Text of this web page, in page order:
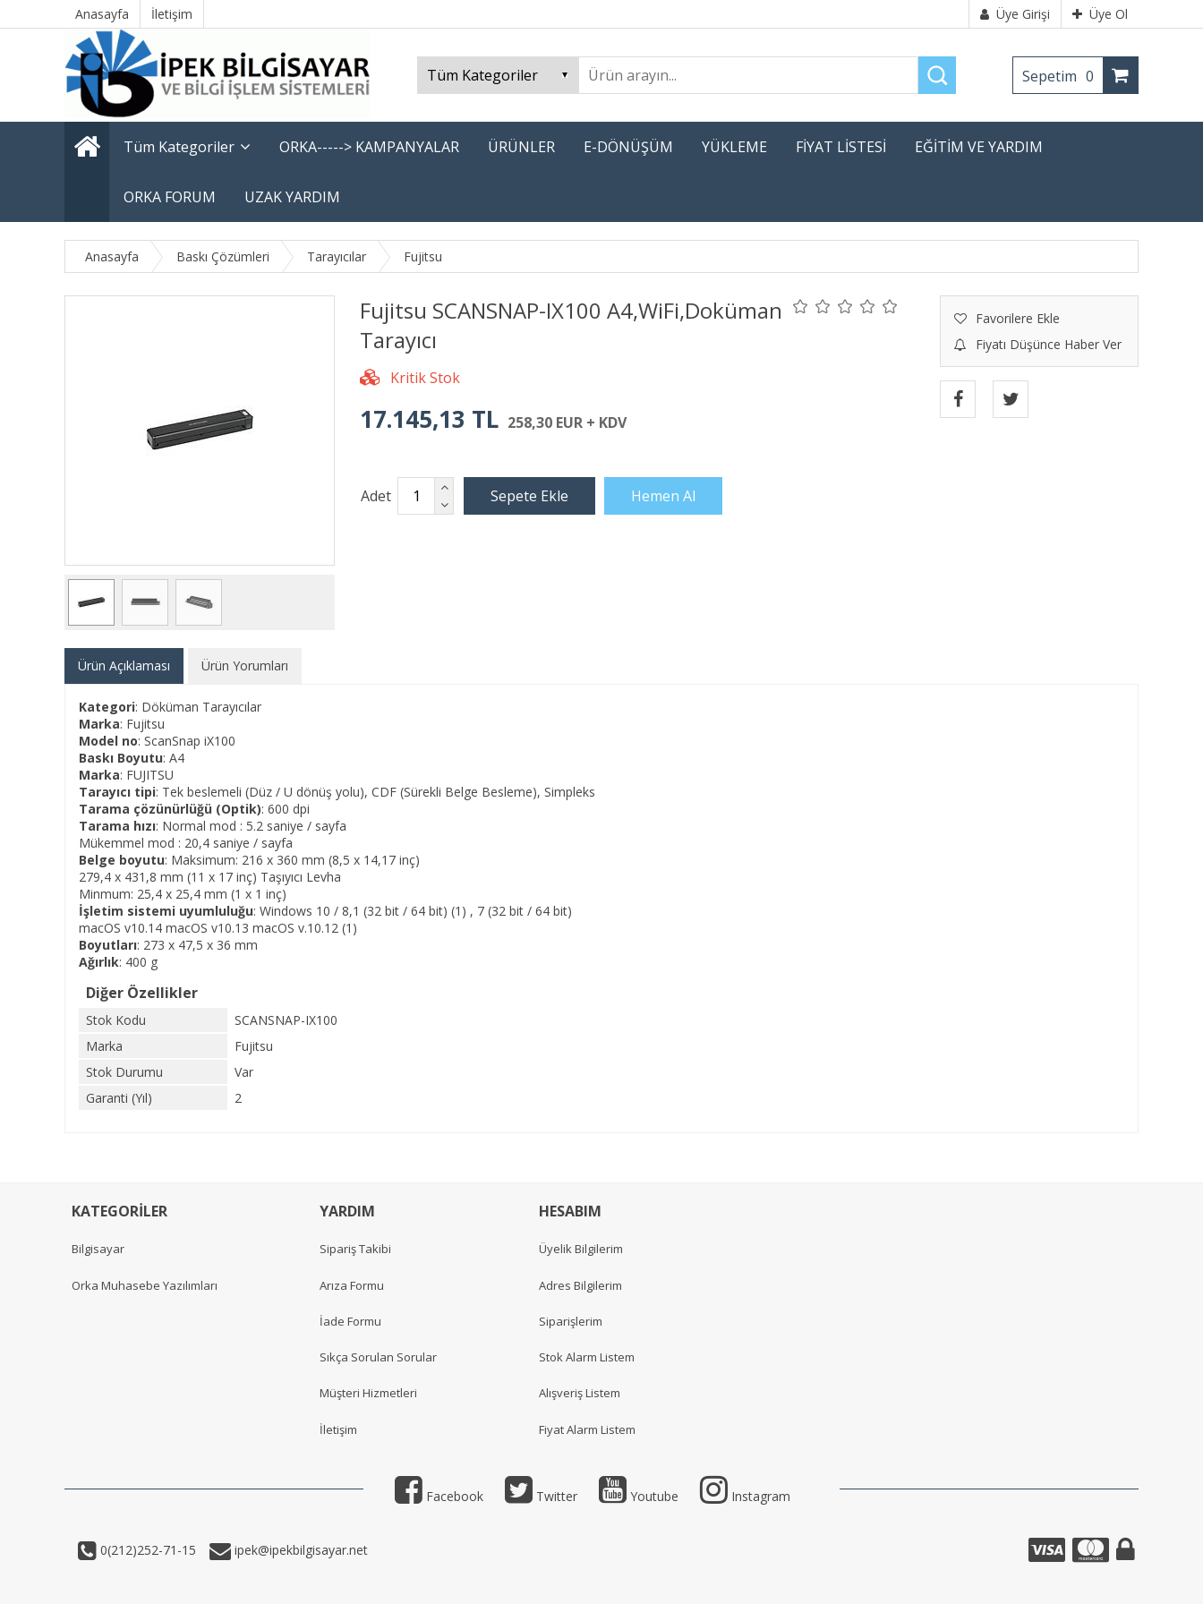
Anasayfa İletişim Üye Girişi Üye Ol
Sepetim 0
Tüm Kategoriler ORKA-----> KAMPANYALAR ÜRÜNLER E-DÖNÜŞÜM YÜKLEME FİYAT LİSTESİ EĞİTİM VE YARDIM
ORKA FORUM UZAK YARDIM
Anasayfa Baskı Çözümleri Tarayıcılar Fujitsu
Fujitsu SCANSNAP-IX100 A4,WiFi,Doküman
Tarayıcı
Favorilere Ekle
Fiyatı Düşünce Haber Ver
17.145,13 TL 258,30 EUR + KDV
Adet
Ürün Açıklaması Ürün Yorumları
Kategori: Döküman Tarayıcılar
Marka: Fujitsu
Model no: ScanSnap iX100
Baskı Boyutu: A4
Marka: FUJITSU
Tarayıcı tipi: Tek beslemeli (Düz / U dönüş yolu), CDF (Sürekli Belge Besleme), Simpleks
Tarama çözünürlüğü (Optik): 600 dpi
Tarama hızı: Normal mod : 5.2 saniye / sayfa
Mükemmel mod : 20,4 saniye / sayfa
Belge boyutu: Maksimum: 216 x 360 mm (8,5 x 14,17 inç)
279,4 x 431,8 mm (11 x 17 inç) Taşıyıcı Levha
Minmum: 25,4 x 25,4 mm (1 x 1 inç)
İşletim sistemi uyumluluğu: Windows 10 / 8,1 (32 bit / 64 bit) (1) , 7 (32 bit / 64 bit)
macOS v10.14 macOS v10.13 macOS v.10.12 (1)
Boyutları: 273 x 47,5 x 36 mm
Ağırlık: 400 g
Diğer Özellikler
Stok Kodu
SCANSNAP-IX100
Marka
Fujitsu
Stok Durumu
Var
Garanti (Yıl)
2
KATEGORİLER
Bilgisayar
Orka Muhasebe Yazılımları
YARDIM
Sipariş Takibi
Arıza Formu
İade Formu
Sıkça Sorulan Sorular
Müşteri Hizmetleri
İletişim
HESABIM
Üyelik Bilgilerim
Adres Bilgilerim
Siparişlerim
Stok Alarm Listem
Alışveriş Listem
Fiyat Alarm Listem
Facebook Twitter Youtube Instagram
0(212)252-71-15 ipek@ipekbilgisayar.net